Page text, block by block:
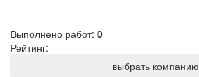
Выполнено работ: 0
Рейтинг:
выбрать компанию